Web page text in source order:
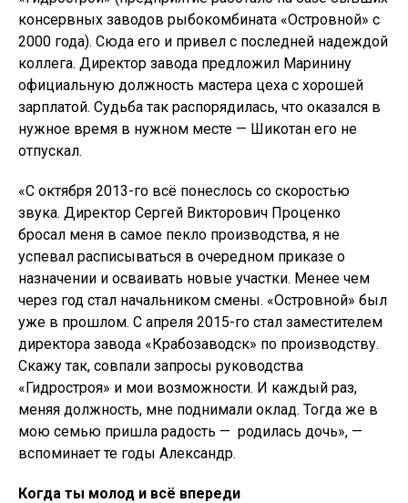
консервных заводов рыбокомбината «Островной» с
2000 года). Сюда его и привел с последней надеждой
коллега. Директор завода предложил Маринину
официальную должность мастера цеха с хорошей
зарплатой. Судьба так распорядилась, что оказался в
нужное время в нужном месте — Шикотан его не
отпускал.
«С октября 2013-го всё понеслось со скоростью
звука. Директор Сергей Викторович Проценко
бросал меня в самое пекло производства, я не
успевал расписываться в очередном приказе о
назначении и осваивать новые участки. Менее чем
через год стал начальником смены. «Островной» был
уже в прошлом. С апреля 2015-го стал заместителем
директора завода «Крабозаводск» по производству.
Скажу так, совпали запросы руководства
«Гидростроя» и мои возможности. И каждый раз,
меняя должность, мне поднимали оклад. Тогда же в
мою семью пришла радость — родилась дочь», —
вспоминает те годы Александр.
Когда ты молод и всё впереди